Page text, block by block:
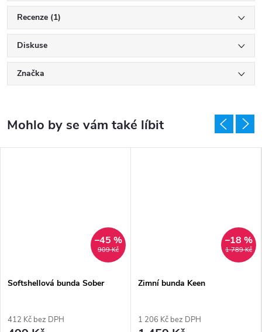
Recenze (1)
Diskuse
Značka
909 Kč
–45 %
Softshellová bunda Sober
412 Kč bez DPH
1 789 Kč
–18 %
Zimní bunda Keen
1 206 Kč bez DPH